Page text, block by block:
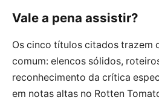
Vale a pena assistir?
Os cinco títulos citados trazem
comum: elencos sólidos,
reconhecimento da crítica
em notas altas no Rotten